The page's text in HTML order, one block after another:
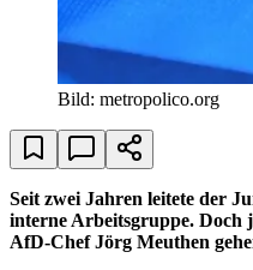
Bild: metropolico.org
Seit zwei Jahren leitete der
interne Arbeitsgruppe. Doch
AfD-Chef Jörg Meuthen